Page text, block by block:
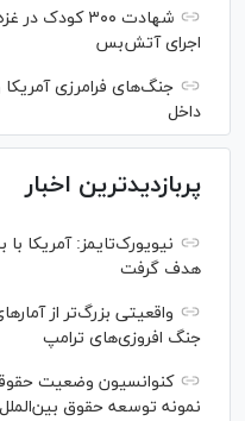
شهادت ۳۰۰
اجرای آتش‌بس
جنگ‌های فرامرزی
داخل
پربازدیدترین اخبار
هدف گرفت
واقعیتی بزرگ‌تر از
جنگ افروزی‌های ترامپ
کنوانسیون وضعیت
نمونه توسعه حقوق